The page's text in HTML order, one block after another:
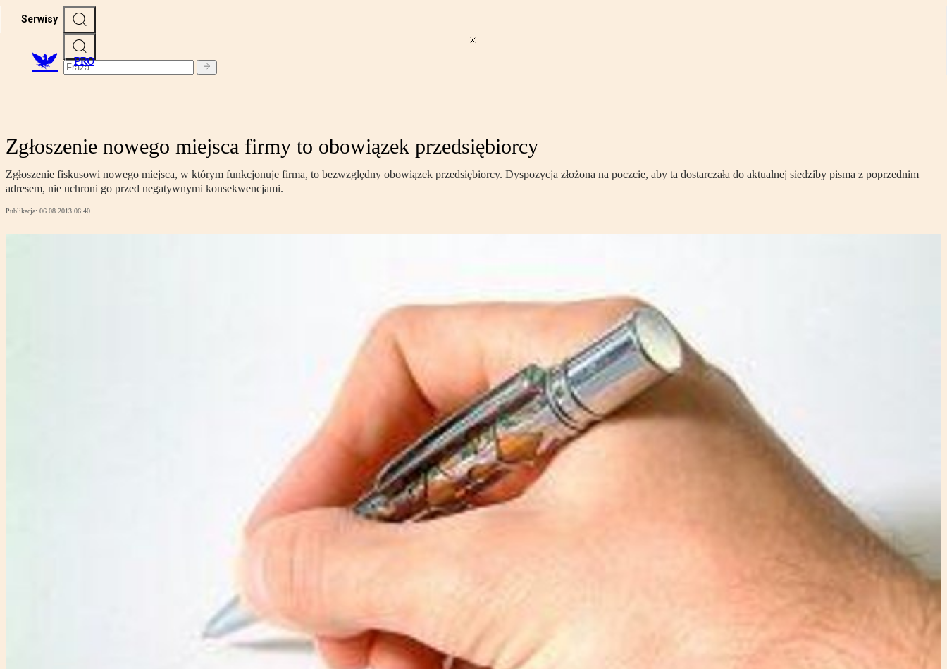
Serwisy
PRO
Zgłoszenie nowego miejsca firmy to obowiązek przedsiębiorcy
Zgłoszenie fiskusowi nowego miejsca, w którym funkcjonuje firma, to bezwzględny obowiązek przedsiębiorcy. Dyspozycja złożona na poczcie, aby ta dostarczała do aktualnej siedziby pisma z poprzednim
adresem, nie uchroni go przed negatywnymi konsekwencjami.
Publikacja: 06.08.2013 06:40